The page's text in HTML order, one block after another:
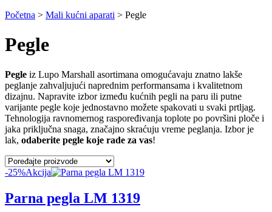
Početna > Mali kućni aparati > Pegle
Pegle
Pegle iz Lupo Marshall asortimana omogućavaju znatno lakše
peglanje zahvaljujući naprednim performansama i kvalitetnom
dizajnu. Napravite izbor između kućnih pegli na paru ili putne
varijante pegle koje jednostavno možete spakovati u svaki prtljag.
Tehnologija ravnomernog raspoređivanja toplote po površini ploče i
jaka priključna snaga, značajno skraćuju vreme peglanja. Izbor je
lak, odaberite pegle koje rade za vas!
-25%Akcija
Parna pegla LM 1319